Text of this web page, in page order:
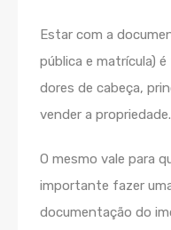
Estar com a
pública e matrícula)
dores de cabeça,
vender a propriedade.
O mesmo vale para
importante fazer
documentação do